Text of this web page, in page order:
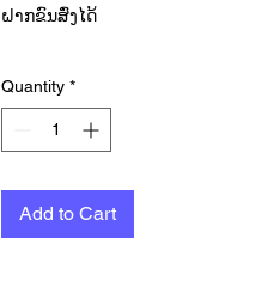
ຝາກຂົນສົ່ງໄດ້
Quantity *
Add to Cart